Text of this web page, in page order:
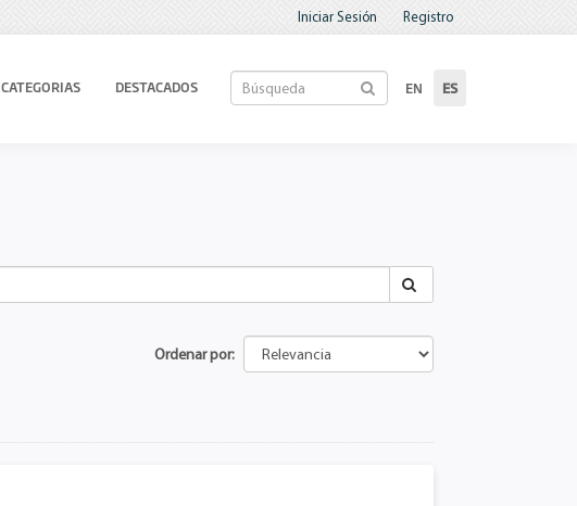
Iniciar Sesión Registro
CATEGORIAS DESTACADOS EN ES
Ordenar por